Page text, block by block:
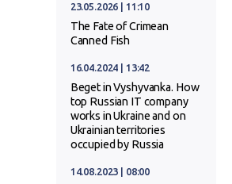
23.05.2026 | 11:10
The Fate of Crimean
Canned Fish
16.04.2024 | 13:42
Beget in Vyshyvanka. How
top Russian IT company
works in Ukraine and on
Ukrainian territories
occupied by Russia
14.08.2023 | 08:00